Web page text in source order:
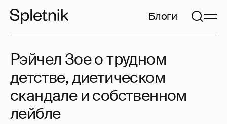
Блоги
Рэйчел Зое о трудном
детстве, диетическом
скандале и собственном
лейбле